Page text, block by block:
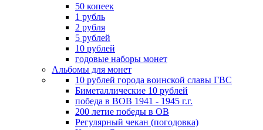
50 копеек
1 рубль
2 рубля
5 рублей
10 рублей
годовые наборы монет
Альбомы для монет
10 рублей города воинской славы ГВС
Биметаллические 10 рублей
победа в ВОВ 1941 - 1945 г.г.
200 летие победы в ОВ
Регулярный чекан (погодовка)